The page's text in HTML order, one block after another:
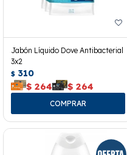
Jabón Líquido Dove Antibacterial
3x2
$ 310
$ 264 $ 264